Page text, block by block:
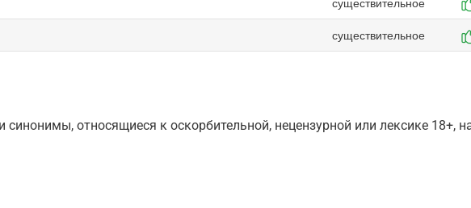
существительное
относящиеся к оскорбительной, нецензурной или лексике 18+,